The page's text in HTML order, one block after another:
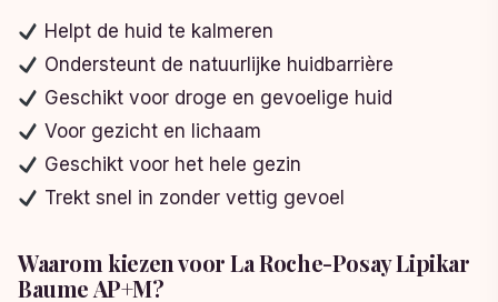
Helpt de huid te kalmeren
Ondersteunt de natuurlijke huidbarrière
Geschikt voor droge en gevoelige huid
Voor gezicht en lichaam
Geschikt voor het hele gezin
Trekt snel in zonder vettig gevoel
Waarom kiezen voor La Roche-Posay Lipikar
Baume AP+M?